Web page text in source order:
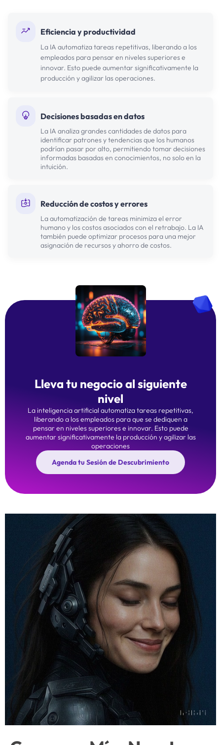
Eficiencia y productividad
La IA automatiza tareas repetitivas, liberando a los
empleados para pensar en niveles superiores e
innovar. Esto puede aumentar significativamente la
producción y agilizar las operaciones.
Decisiones basadas en datos
La IA analiza grandes cantidades de datos para
identificar patrones y tendencias que los humanos
podrían pasar por alto, permitiendo tomar decisiones
informadas basadas en conocimientos, no solo en la
intuición.
Reducción de costos y errores
La automatización de tareas minimiza el error
humano y los costos asociados con el retrabajo. La IA
también puede optimizar procesos para una mejor
asignación de recursos y ahorro de costos.
Lleva tu negocio al siguiente
nivel
La inteligencia artificial automatiza tareas repetitivas,
liberando a los empleados para que se dediquen a
pensar en niveles superiores e innovar. Esto puede
aumentar significativamente la producción y agilizar las
operaciones
Agenda tu Sesión de Descubrimiento